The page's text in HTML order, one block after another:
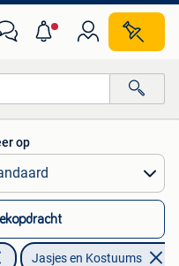
op
Jasjes en Kostuums